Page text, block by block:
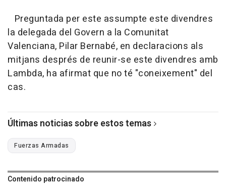
Preguntada per este assumpte este divendres
la delegada del Govern a la Comunitat
Valenciana, Pilar Bernabé, en declaracions als
mitjans després de reunir-se este divendres amb
Lambda, ha afirmat que no té "coneixement" del
cas.
Últimas noticias sobre estos temas
Fuerzas Armadas
Contenido patrocinado